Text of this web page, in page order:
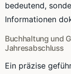
bedeutend,
Informationen
Buchhaltung und
Jahresabschluss
Ein präzise